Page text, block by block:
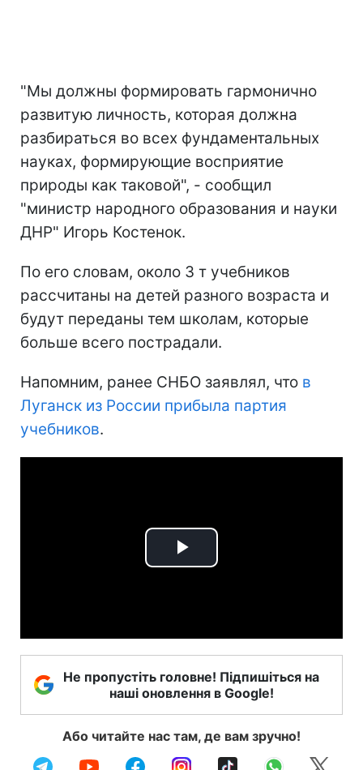
"Мы должны формировать гармонично
развитую личность, которая должна
разбираться во всех фундаментальных
науках, формирующие восприятие
природы как таковой", - сообщил
"министр народного образования и науки
ДНР" Игорь Костенок.
По его словам, около 3 т учебников
рассчитаны на детей разного возраста и
будут переданы тем школам, которые
больше всего пострадали.
Напомним, ранее СНБО заявлял, что в
Луганск из России прибыла партия
учебников.
Play
Не пропустіть головне! Підпишіться на
наші оновлення в Google!
Або читайте нас там, де вам зручно!